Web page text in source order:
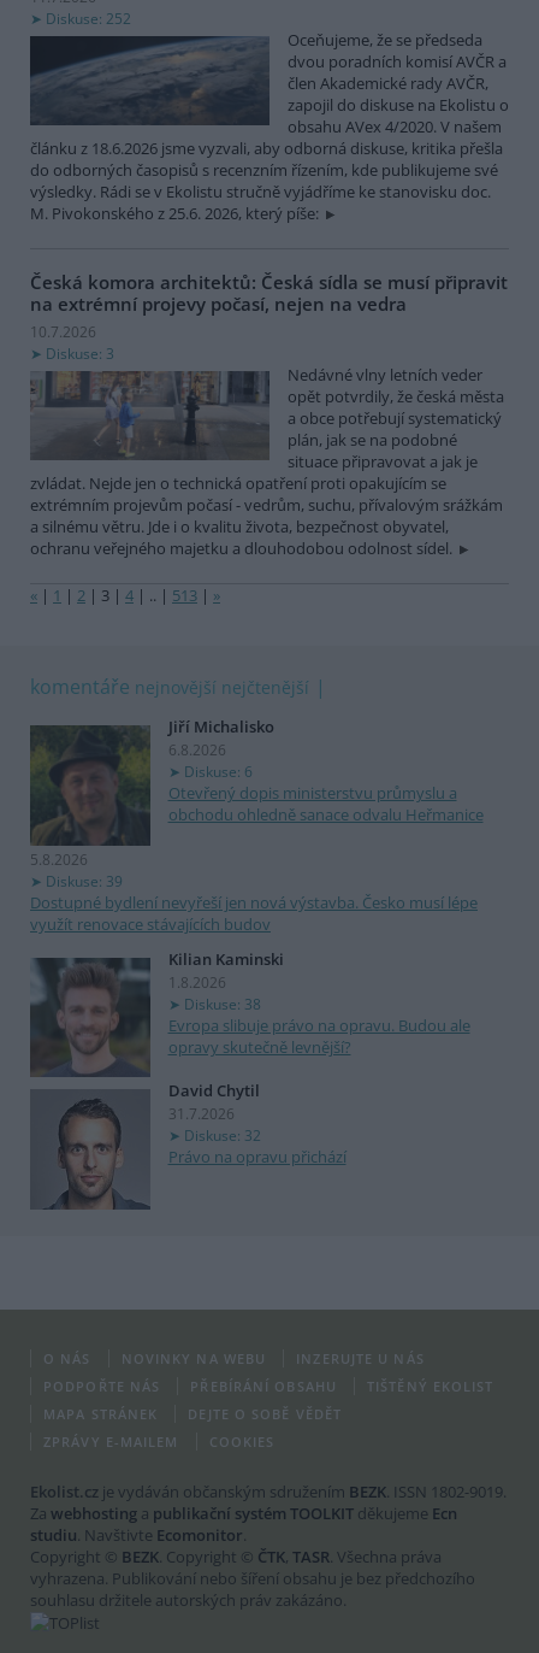
Diskuse: 252
Oceňujeme, že se předseda
dvou poradních komisí AVČR a
člen Akademické rady AVČR,
zapojil do diskuse na Ekolistu o
obsahu AVex 4/2020. V našem
článku z 18.6.2026 jsme vyzvali, aby odborná diskuse, kritika přešla
do odborných časopisů s recenzním řízením, kde publikujeme své
výsledky. Rádi se v Ekolistu stručně vyjádříme ke stanovisku doc.
M. Pivokonského z 25.6. 2026, který píše:
Česká komora architektů: Česká sídla se musí připravit
na extrémní projevy počasí, nejen na vedra
10.7.2026
Diskuse: 3
Nedávné vlny letních veder
opět potvrdily, že česká města
a obce potřebují systematický
plán, jak se na podobné
situace připravovat a jak je
zvládat. Nejde jen o technická opatření proti opakujícím se
extrémním projevům počasí - vedrům, suchu, přívalovým srážkám
a silnému větru. Jde i o kvalitu života, bezpečnost obyvatel,
ochranu veřejného majetku a dlouhodobou odolnost sídel.
« | 1 | 2 | 3 | 4 | .. | 513 | »
komentáře nejnovější nejčtenější
Jiří Michalisko
6.8.2026
Diskuse: 6
Otevřený dopis ministerstvu průmyslu a
obchodu ohledně sanace odvalu Heřmanice
5.8.2026
Diskuse: 39
Dostupné bydlení nevyřeší jen nová výstavba. Česko musí lépe
využít renovace stávajících budov
Kilian Kaminski
1.8.2026
Diskuse: 38
Evropa slibuje právo na opravu. Budou ale
opravy skutečně levnější?
David Chytil
31.7.2026
Diskuse: 32
Právo na opravu přichází
O NÁS NOVINKY NA WEBU
INZERUJTE U NÁS
PODPOŘTE NÁS
PŘEBÍRÁNÍ OBSAHU
TIŠTĚNÝ EKOLIST
MAPA STRÁNEK
DEJTE O SOBĚ VĚDĚT
ZPRÁVY E-MAILEM
COOKIES
Ekolist.cz je vydáván občanským sdružením BEZK. ISSN 1802-9019.
Za webhosting a publikační systém TOOLKIT děkujeme Ecn
studiu. Navštivte Ecomonitor.
Copyright © BEZK. Copyright © ČTK, TASR. Všechna práva
vyhrazena. Publikování nebo šíření obsahu je bez předchozího
souhlasu držitele autorských práv zakázáno.